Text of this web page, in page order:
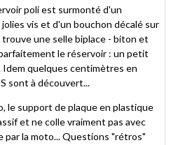
poli est surmonté d'un
vis et d'un bouchon décalé sur
une selle biplace - biton et
le réservoir : un petit
quelques centimètres en
sont à découvert...
le support de plaque en plastique
et ne colle vraiment pas avec
la moto... Questions "rétros"